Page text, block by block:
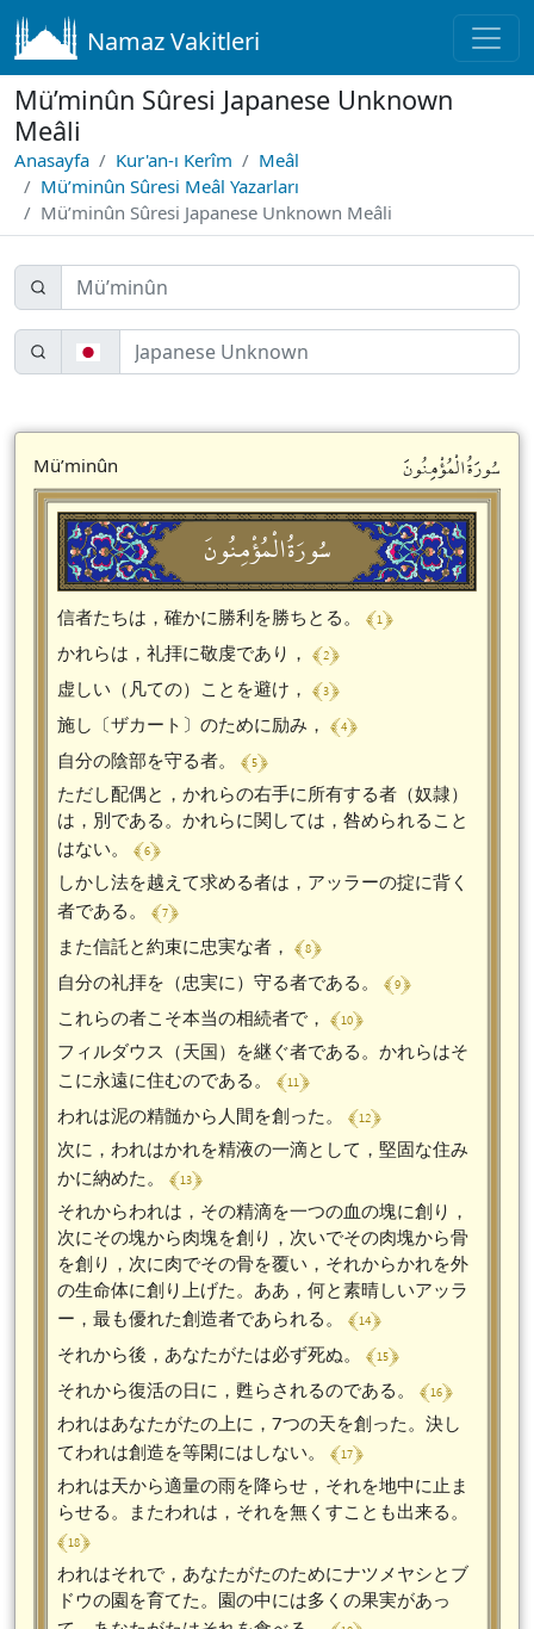
Namaz Vakitleri
Mü’minûn Sûresi Japanese Unknown
Meâli
Anasayfa Kur'an-ı Kerîm
Meâl
Mü’minûn Sûresi Meâl Yazarları
Mü’minûn Sûresi Japanese Unknown Meâli
Mü’minûn سُورَةُالْمُؤْمِنُونَ
سُورَةُالْمُؤْمِنُونَ
信者たちは，確かに勝利を勝ちとる。 ﴾ 1 ﴿
かれらは，礼拝に敬虔であり， ﴾ 2 ﴿
虚しい（凡ての）ことを避け， ﴾ 3 ﴿
施し〔ザカート〕のために励み， ﴾ 4 ﴿
自分の陰部を守る者。 ﴾ 5 ﴿
ただし配偶と，かれらの右手に所有する者（奴隷）
は，別である。かれらに関しては，咎められること
はない。 ﴾ 6 ﴿
しかし法を越えて求める者は，アッラーの掟に背く
者である。 ﴾ 7 ﴿
また信託と約束に忠実な者， ﴾ 8 ﴿
自分の礼拝を（忠実に）守る者である。 ﴾ 9 ﴿
これらの者こそ本当の相続者で， ﴾ 10 ﴿
フィルダウス（天国）を継ぐ者である。かれらはそ
こに永遠に住むのである。 ﴾ 11 ﴿
われは泥の精髄から人間を創った。 ﴾ 12 ﴿
次に，われはかれを精液の一滴として，堅固な住み
かに納めた。 ﴾ 13 ﴿
それからわれは，その精滴を一つの血の塊に創り，
次にその塊から肉塊を創り，次いでその肉塊から骨
を創り，次に肉でその骨を覆い，それからかれを外
の生命体に創り上げた。ああ，何と素晴しいアッラ
ー，最も優れた創造者であられる。 ﴾ 14 ﴿
それから後，あなたがたは必ず死ぬ。 ﴾ 15 ﴿
それから復活の日に，甦らされるのである。 ﴾ 16 ﴿
われはあなたがたの上に，7つの天を創った。決し
てわれは創造を等閑にはしない。 ﴾ 17 ﴿
われは天から適量の雨を降らせ，それを地中に止ま
らせる。またわれは，それを無くすことも出来る。
﴾ 18 ﴿
われはそれで，あなたがたのためにナツメヤシとブ
ドウの園を育てた。園の中には多くの果実があっ